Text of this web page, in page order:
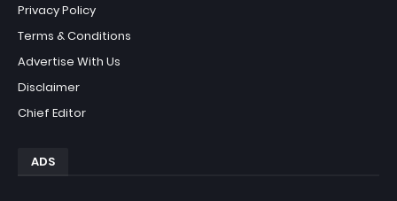
Privacy Policy
Terms & Conditions
Advertise With Us
Disclaimer
Chief Editor
ADS